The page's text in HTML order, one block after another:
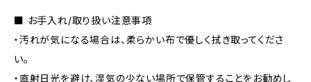
■ お手入れ/取り扱い注意事項
・汚れが気になる場合は、柔らかい布で優しく拭き取ってくださ
い。
・直射日光を避け、湿気の少ない場所で保管することをお勧めし